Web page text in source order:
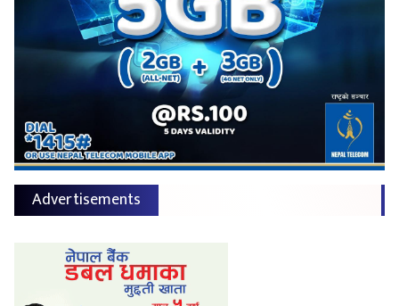
Advertisements